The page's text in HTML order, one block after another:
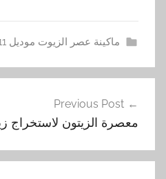
ماكينة عصر الزيوت موديل 811 ماركة المهندس منسي
ا
ي
ت
المقالات
Previous Post
معصرة الزيتون لاستخراج